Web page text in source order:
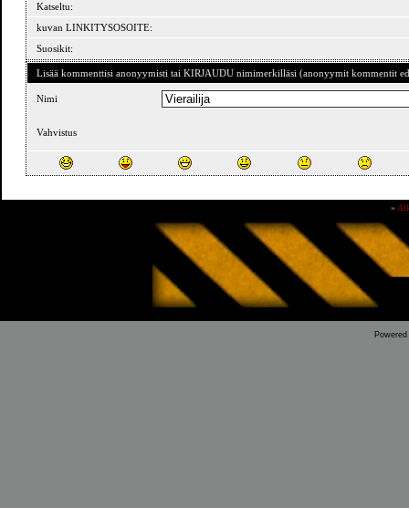
Katseltu:
kuvan LINKITYSOSOITE:
Suosikit:
Lisää kommenttisi anonyymisti tai KIRJAUDU nimimerkilläsi (anonyymit kommentit
Nimi
Vahvistus
»